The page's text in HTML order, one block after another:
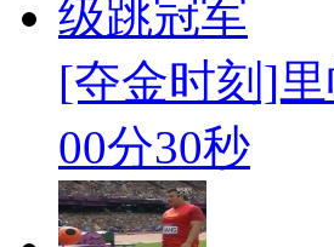
[夺金时刻]
00分30秒